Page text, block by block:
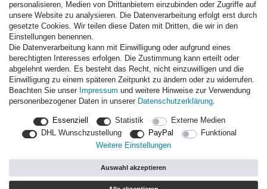
Paintball.de World
Paintball Shop International
Spares Shop North America
* Alle Preise inkl. ges. MwSt. zzgl. Versandkosten
Zahlungsarten
Versand
Durchschnittliche Bewertung von paintball.debei Trustami:
14.000
Bewertungen
Bewertungsgrundlage des Anbieters: 3 Verkaufs- und 3
Bewertungsplattformen
22 Jahre Erfahrung
personalisieren, Medien von Drittanbietern einzubinden oder Zugriffe auf
unsere Website zu analysieren. Die Datenverarbeitung erfolgt erst durch
gesetzte Cookies. Wir teilen diese Daten mit Dritten, die wir in den
Einstellungen benennen.
Die Datenverarbeitung kann mit Einwilligung oder aufgrund eines
berechtigten Interesses erfolgen. Die Zustimmung kann erteilt oder
abgelehnt werden. Es besteht das Recht, nicht einzuwilligen und die
Einwilligung zu einem späteren Zeitpunkt zu ändern oder zu widerrufen.
Beachten Sie unser Impressum und weitere Hinweise zur Verwendung
personenbezogener Daten in unserer Daten­schutz­erklärung.
Essenziell Statistik
Externe Medien
DHL Wunschzustellung
PayPal
Funktional
Weitere Einstellungen
Auswahl akzeptieren